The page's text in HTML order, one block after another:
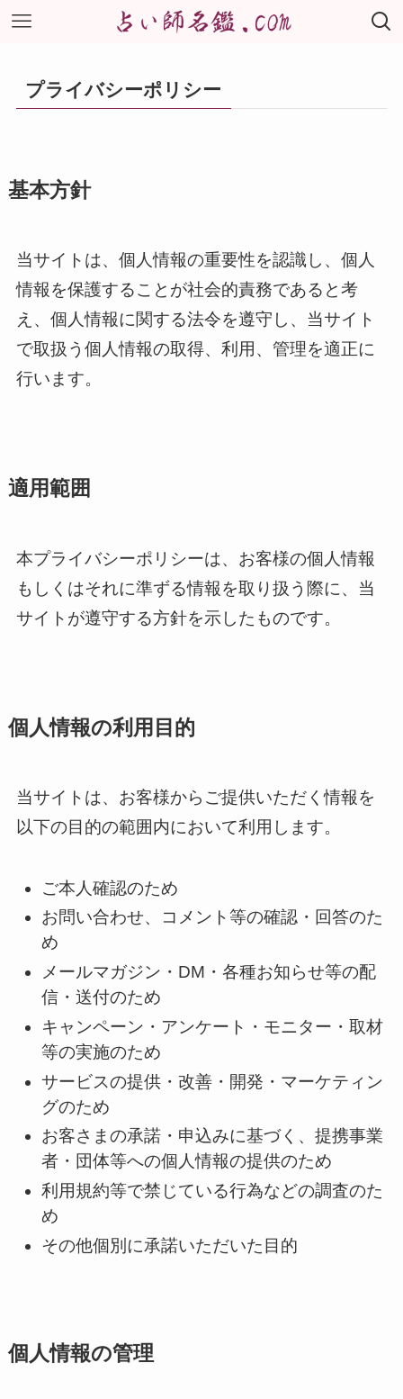
プライバシーポリシー
基本方針
当サイトは、個人情報の重要性を認識し、個人
情報を保護することが社会的責務であると考
え、個人情報に関する法令を遵守し、当サイト
で取扱う個人情報の取得、利用、管理を適正に
行います。
適用範囲
本プライバシーポリシーは、お客様の個人情報
もしくはそれに準ずる情報を取り扱う際に、当
サイトが遵守する方針を示したものです。
個人情報の利用目的
当サイトは、お客様からご提供いただく情報を
以下の目的の範囲内において利用します。
ご本人確認のため
お問い合わせ、コメント等の確認・回答のた
め
メールマガジン・DM・各種お知らせ等の配
信・送付のため
キャンペーン・アンケート・モニター・取材
等の実施のため
サービスの提供・改善・開発・マーケティン
グのため
お客さまの承諾・申込みに基づく、提携事業
者・団体等への個人情報の提供のため
利用規約等で禁じている行為などの調査のた
め
その他個別に承諾いただいた目的
個人情報の管理